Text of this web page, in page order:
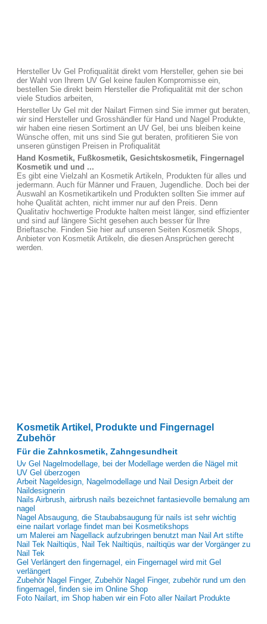
Hersteller Uv Gel Profiqualität direkt vom Hersteller, gehen sie bei
der Wahl von Ihrem UV Gel keine faulen Kompromisse ein,
bestellen Sie direkt beim Hersteller die Profiqualität mit der schon
viele Studios arbeiten,
Hersteller Uv Gel mit der Nailart Firmen sind Sie immer gut beraten,
wir sind Hersteller und Grosshändler für Hand und Nagel Produkte,
wir haben eine riesen Sortiment an UV Gel, bei uns bleiben keine
Wünsche offen, mit uns sind Sie gut beraten, profitieren Sie von
unseren günstigen Preisen in Profiqualität
Hand Kosmetik, Fußkosmetik, Gesichtskosmetik, Fingernagel
Kosmetik und und ...
Es gibt eine Vielzahl an Kosmetik Artikeln, Produkten für alles und
jedermann. Auch für Männer und Frauen, Jugendliche. Doch bei der
Auswahl an Kosmetikartikeln und Produkten sollten Sie immer auf
hohe Qualität achten, nicht immer nur auf den Preis. Denn
Qualitativ hochwertige Produkte halten meist länger, sind effizienter
und sind auf längere Sicht gesehen auch besser für Ihre
Brieftasche. Finden Sie hier auf unseren Seiten Kosmetik Shops,
Anbieter von Kosmetik Artikeln, die diesen Ansprüchen gerecht
werden.
Kosmetik Artikel, Produkte und Fingernagel
Zubehör
Für die Zahnkosmetik, Zahngesundheit
Uv Gel Nagelmodellage, bei der Modellage werden die Nägel mit
UV Gel überzogen
Arbeit Nageldesign, Nagelmodellage und Nail Design Arbeit der
Naildesignerin
Nails Airbrush, airbrush nails bezeichnet fantasievolle bemalung am
nagel
Nagel Absaugung, die Staubabsaugung für nails ist sehr wichtig
eine nailart vorlage findet man bei Kosmetikshops
um Malerei am Nagellack aufzubringen benutzt man Nail Art stifte
Nail Tek Nailtiqüs, Nail Tek Nailtiqüs, nailtiqüs war der Vorgänger zu
Nail Tek
Gel Verlängert den fingernagel, ein Fingernagel wird mit Gel
verlängert
Zubehör Nagel Finger, Zubehör Nagel Finger, zubehör rund um den
fingernagel, finden sie im Online Shop
Foto Nailart, im Shop haben wir ein Foto aller Nailart Produkte